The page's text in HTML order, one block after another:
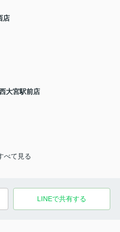
店
大宮駅前店
べて見る
LINEで共有する